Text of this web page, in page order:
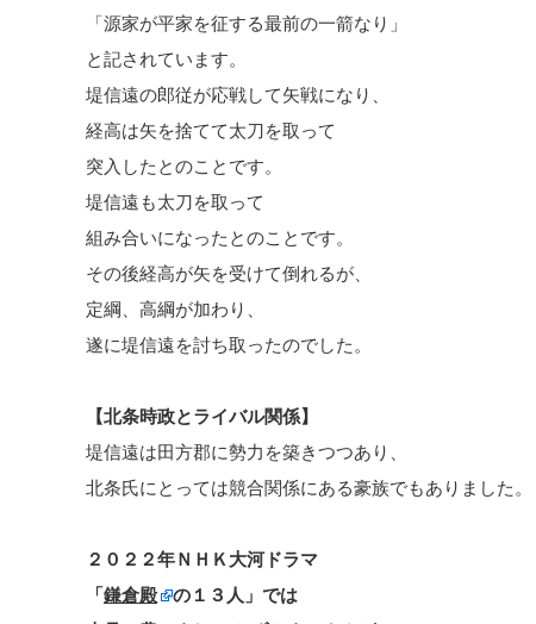
「源家が平家を征する最前の一箭なり」
と記されています。
堤信遠の郎従が応戦して矢戦になり、
経高は矢を捨てて太刀を取って
突入したとのことです。
堤信遠も太刀を取って
組み合いになったとのことです。
その後経高が矢を受けて倒れるが、
定綱、高綱が加わり、
遂に堤信遠を討ち取ったのでした。
【北条時政とライバル関係】
堤信遠は田方郡に勢力を築きつつあり、
北条氏にとっては競合関係にある豪族でもありました。
２０２２年ＮＨＫ大河ドラマ
「鎌倉殿
の１３人」では